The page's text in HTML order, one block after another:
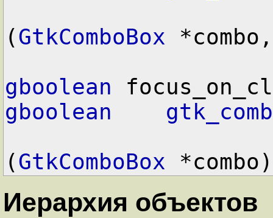
(GtkComboBox *combo,
gboolean
gboolean
(GtkComboBox
Иерархия объектов